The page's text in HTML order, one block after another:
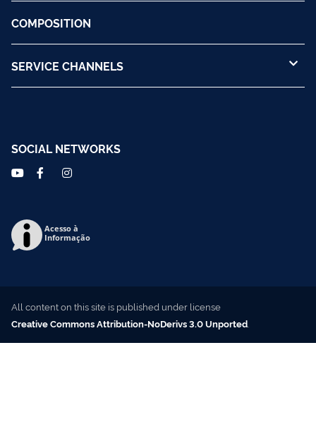
COMPOSITION
SERVICE CHANNELS
SOCIAL NETWORKS
Acesso à
Informação
All content on this site is published under license
Creative Commons Attribution-NoDerivs 3.0 Unported